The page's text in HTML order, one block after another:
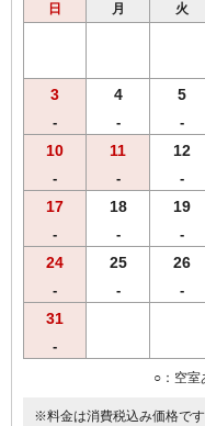
日 月 火
3
-
4
-
5
-
10
-
11
-
12
-
17
-
18
-
19
-
24
-
25
-
26
-
31
-
○：空
※料金は消費税込み価格です